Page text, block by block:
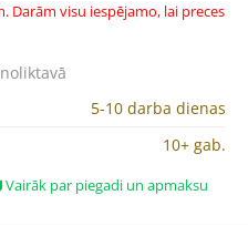
Darām visu iespējamo, lai preces
5-10 darba dienas
10+ gab.
Vairāk par piegadi un apmaksu